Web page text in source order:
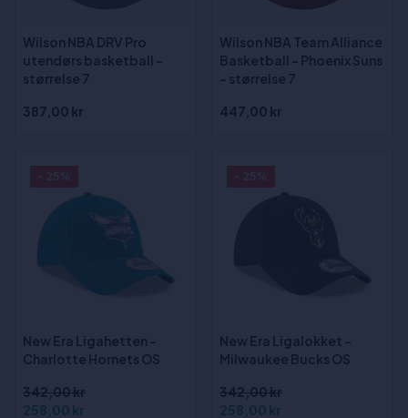
Wilson NBA DRV Pro
utendørs basketball -
størrelse 7
387,00 kr
Wilson NBA Team Alliance
Basketball - Phoenix Suns
- størrelse 7
447,00 kr
New Era Ligahetten -
Charlotte Hornets OS
342,00 kr
258,00 kr
New Era Ligalokket -
Milwaukee Bucks OS
342,00 kr
258,00 kr